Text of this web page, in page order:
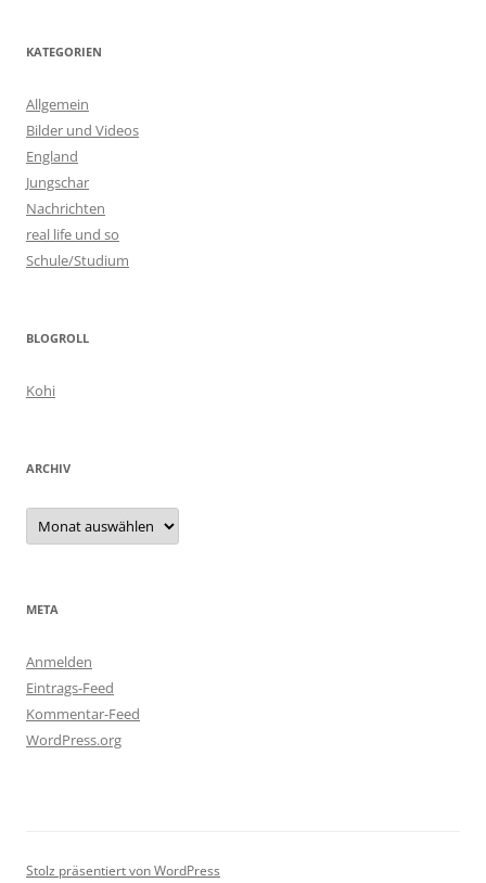
KATEGORIEN
Allgemein
Bilder und Videos
England
Jungschar
Nachrichten
real life und so
Schule/Studium
BLOGROLL
Kohi
ARCHIV
Archiv
META
Anmelden
Eintrags-Feed
Kommentar-Feed
WordPress.org
Stolz präsentiert von WordPress